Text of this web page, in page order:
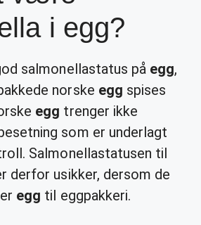
i egg?
salmonellastatus på egg,
norske egg spises
egg trenger ikke
som er underlagt
Salmonellastatusen til
derfor usikker, dersom de
egg til eggpakkeri.